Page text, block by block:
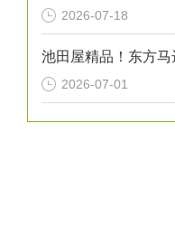
2026-07-18
2026-07-01